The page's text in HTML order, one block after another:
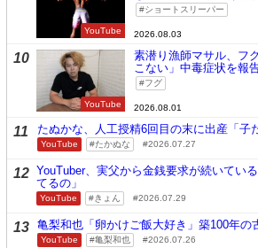
YouTube
ショートスリーパー
2026.08.03
10
YouTube
素潜り漁師マサル、フ
こない」中毒症状を報
フグ
2026.08.01
11 たぬかな、人工授精6回目の末に出産「子
YouTube たかぬな 2026.07.27
12 YouTuber、実父から金銭要求が続いてい
てるの」
YouTube きょん 2026.07.29
13 亀梨和也「卵かけご飯大好き」築100年の
YouTube 亀梨和也 2026.07.26